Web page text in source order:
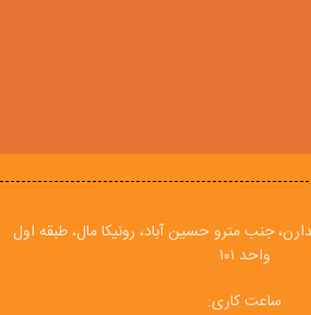
جنب مترو حسین آباد، رونیکا مال، طبقه اول
واحد ۱۰۱
ساعت کاری: